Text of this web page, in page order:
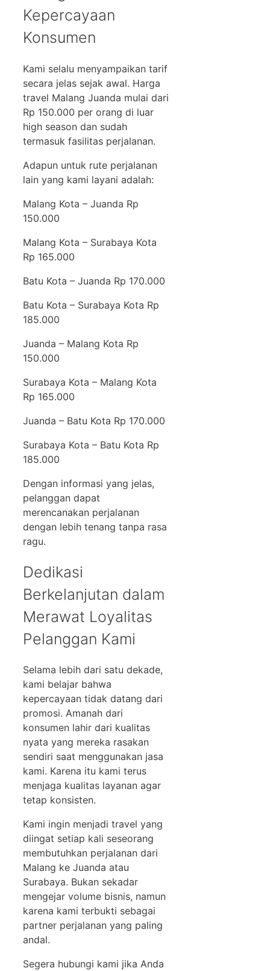
Kepercayaan
Konsumen
Kami selalu menyampaikan tarif
secara jelas sejak awal. Harga
travel Malang Juanda mulai dari
Rp 150.000 per orang di luar
high season dan sudah
termasuk fasilitas perjalanan.
Adapun untuk rute perjalanan
lain yang kami layani adalah:
Malang Kota – Juanda Rp
150.000
Malang Kota – Surabaya Kota
Rp 165.000
Batu Kota – Juanda Rp 170.000
Batu Kota – Surabaya Kota Rp
185.000
Juanda – Malang Kota Rp
150.000
Surabaya Kota – Malang Kota
Rp 165.000
Juanda – Batu Kota Rp 170.000
Surabaya Kota – Batu Kota Rp
185.000
Dengan informasi yang jelas,
pelanggan dapat
merencanakan perjalanan
dengan lebih tenang tanpa rasa
ragu.
Dedikasi
Berkelanjutan dalam
Merawat Loyalitas
Pelanggan Kami
Selama lebih dari satu dekade,
kami belajar bahwa
kepercayaan tidak datang dari
promosi. Amanah dari
konsumen lahir dari kualitas
nyata yang mereka rasakan
sendiri saat menggunakan jasa
kami. Karena itu kami terus
menjaga kualitas layanan agar
tetap konsisten.
Kami ingin menjadi travel yang
diingat setiap kali seseorang
membutuhkan perjalanan dari
Malang ke Juanda atau
Surabaya. Bukan sekadar
mengejar volume bisnis, namun
karena kami terbukti sebagai
partner perjalanan yang paling
andal.
Segera hubungi kami jika Anda